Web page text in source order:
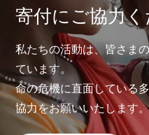
寄付にご協力
私たちの活動は、皆さま
ています。
命の危機に直面している
協力をお願いいたします。